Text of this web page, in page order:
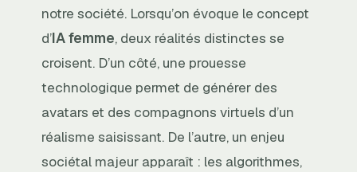
notre société. Lorsqu’on évoque le concept
d’IA femme, deux réalités distinctes se
croisent. D’un côté, une prouesse
technologique permet de générer des
avatars et des compagnons virtuels d’un
réalisme saisissant. De l’autre, un enjeu
sociétal majeur apparaît : les algorithmes,